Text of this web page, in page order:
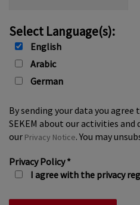
Select Language(s):
English
Arabic
German
By sending your data you
SEKEM about our activities
our Privacy Notice. You may
Privacy Policy*
I agree with the privacy